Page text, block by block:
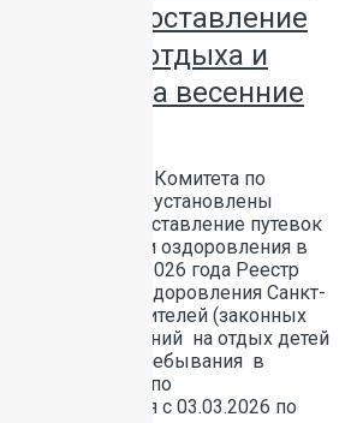
на предоставление
отдыха и
детей на весенние
распоряжением Комитета по
№ 2-р установлены
на предоставление путевок
отдыха и оздоровления в
период 2026 года Реестр
детей и их оздоровления Санкт-
для родителей (законных
1. Прием заявлений на отдых детей
дневного пребывания в
(с 28.03.2026 по
осуществляться с 03.03.2026 по